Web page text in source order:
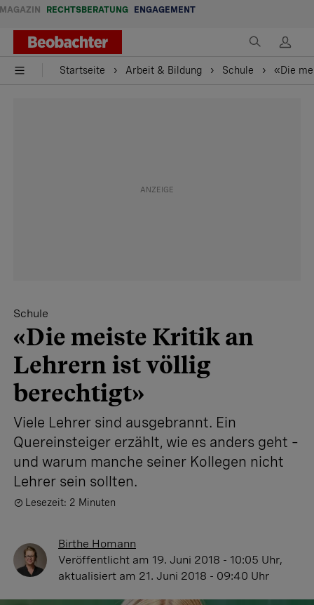
MAGAZIN RECHTSBERATUNG ENGAGEMENT
Startseite Arbeit & Bildung Schule «Die
Schule
«Die meiste Kritik an
Lehrern ist völlig
berechtigt»
Viele Lehrer sind ausgebrannt. Ein
Quereinsteiger erzählt, wie es anders geht –
und warum manche seiner Kollegen nicht
Lehrer sein sollten.
Lesezeit: 2 Minuten
Birthe Homann
Veröffentlicht am 19. Juni 2018 - 10:05 Uhr,
aktualisiert am 21. Juni 2018 - 09:40 Uhr